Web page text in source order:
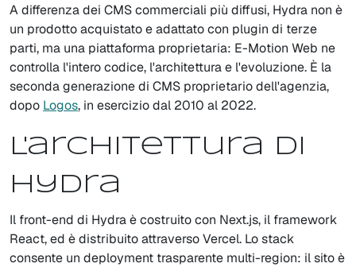
A differenza dei CMS commerciali più diffusi, Hydra non è
un prodotto acquistato e adattato con plugin di terze
parti, ma una piattaforma proprietaria: E-Motion Web ne
controlla l'intero codice, l'architettura e l'evoluzione. È la
seconda generazione di CMS proprietario dell'agenzia,
dopo Logos, in esercizio dal 2010 al 2022.
L'architettura di
Hydra
Il front-end di Hydra è costruito con Next.js, il framework
React, ed è distribuito attraverso Vercel. Lo stack
consente un deployment trasparente multi-region: il sito è